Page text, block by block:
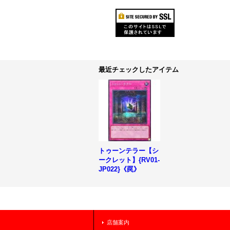
最近チェックしたアイテム
トゥーンテラー【シ
ークレット】{RV01-
JP022}《罠》
店舗案内